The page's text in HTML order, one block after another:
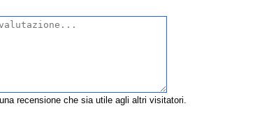
recensione che sia utile agli altri visitatori.